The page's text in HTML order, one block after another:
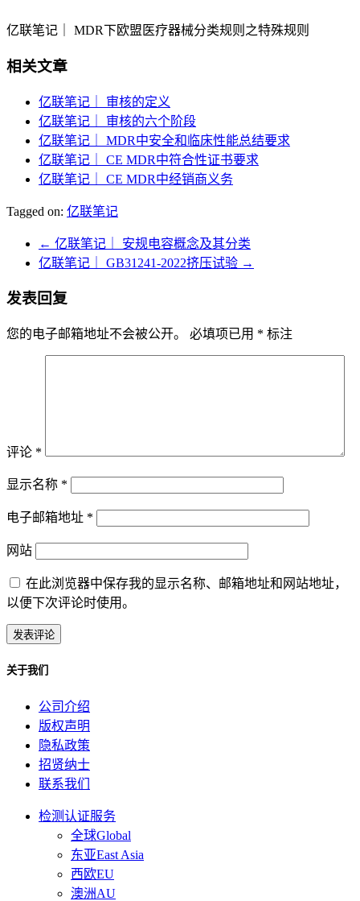
亿联笔记｜ MDR下欧盟医疗器械分类规则之特殊规则
相关文章
亿联笔记｜ 审核的定义
亿联笔记｜ 审核的六个阶段
亿联笔记｜ MDR中安全和临床性能总结要求
亿联笔记｜ CE MDR中符合性证书要求
亿联笔记｜ CE MDR中经销商义务
Tagged on: 亿联笔记
← 亿联笔记｜ 安规电容概念及其分类
亿联笔记｜ GB31241-2022挤压试验 →
发表回复
您的电子邮箱地址不会被公开。 必填项已用 * 标注
评论 *
显示名称 *
电子邮箱地址 *
网站
在此浏览器中保存我的显示名称、邮箱地址和网站地址，
以便下次评论时使用。
关于我们
公司介绍
版权声明
隐私政策
招贤纳士
联系我们
检测认证服务
全球Global
东亚East Asia
西欧EU
澳洲AU